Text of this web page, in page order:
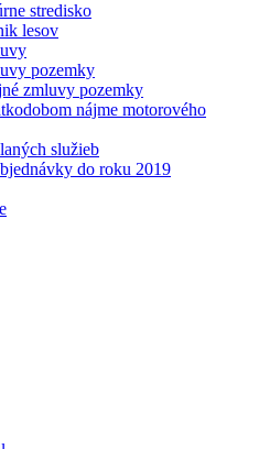
stredisko
lesov
pozemky
zmluvy pozemky
nájme motorového
služieb
do roku 2019